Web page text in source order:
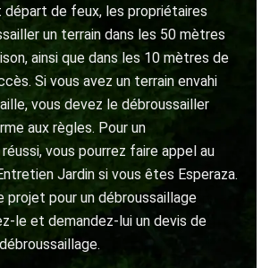
de feux, les propriétaires
un terrain dans les 50 mètres
ainsi que dans les 10 mètres de
Si vous avez un terrain envahi
vous devez le débroussailler
aux règles. Pour un
vous pourrez faire appel au
Jardin si vous êtes Esperaza.
projet pour un débroussaillage
le et demandez-lui un devis de